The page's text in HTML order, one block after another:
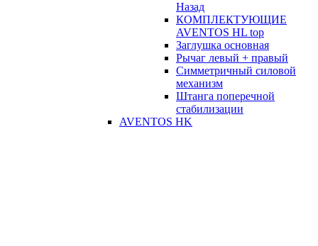
Назад
КОМПЛЕКТУЮЩИЕ
AVENTOS HL top
Заглушка основная
Рычаг левый + правый
Симметричный силовой
механизм
Штанга поперечной
стабилизации
AVENTOS HK